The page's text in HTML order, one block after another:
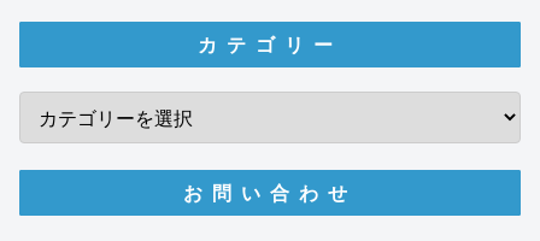
カテゴリー
お問い合わせ